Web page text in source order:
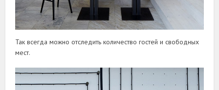
Так всегда можно отследить количество гостей и свободных
мест.